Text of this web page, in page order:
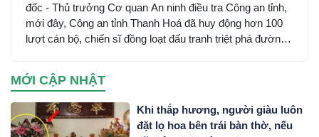
đốc - Thủ trưởng Cơ quan An ninh điều tra Công an tỉnh,
mới đây, Công an tỉnh Thanh Hoá đã huy động hơn 100
lượt cán bộ, chiến sĩ đồng loạt đấu tranh triệt phá đường
xuyên quốc gia do đối tượng Mai Văn Tới, sinh năm 2001
trú tại xã Nga Sơn, tỉnh Thanh Hoá cầm đầu…
MỚI CẬP NHẬT
Khi thắp hương, người giàu luôn
đặt lọ hoa bên trái bàn thờ, nếu